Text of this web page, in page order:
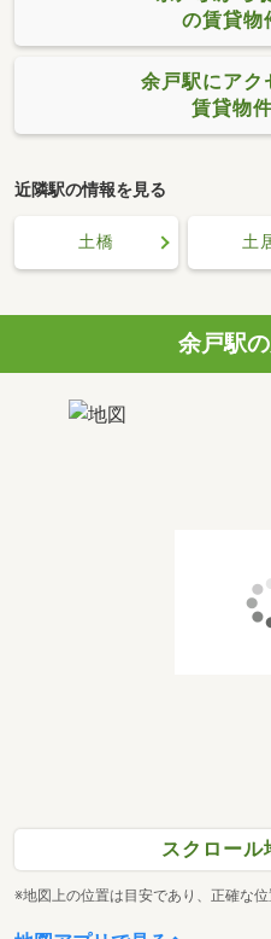
の賃貸物
余戸駅にアク
賃貸物
近隣駅の情報を見る
土橋 土
余戸駅
スクロール
※地図上の位置は目安であり、正確な